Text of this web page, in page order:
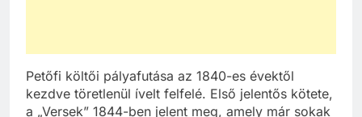
Petőfi költői pályafutása az 1840-es évektől
kezdve töretlenül ívelt felfelé. Első jelentős kötete,
a „Versek” 1844-ben jelent meg, amely már sokak